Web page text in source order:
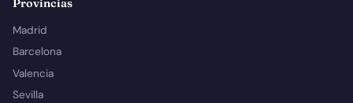
Provincias
Madrid
Barcelona
Valencia
Sevilla